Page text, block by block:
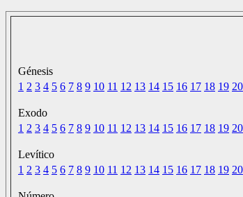
Génesis
1 2 3 4 5 6 7 8 9 10 11 12 13 14 15 16 17 18 19 20
Exodo
1 2 3 4 5 6 7 8 9 10 11 12 13 14 15 16 17 18 19 20
Levítico
1 2 3 4 5 6 7 8 9 10 11 12 13 14 15 16 17 18 19 20